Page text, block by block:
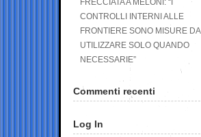
FRECCIATA A MELONI: “I
CONTROLLI INTERNI ALLE
FRONTIERE SONO MISURE DA
UTILIZZARE SOLO QUANDO
NECESSARIE”
Commenti recenti
Log In